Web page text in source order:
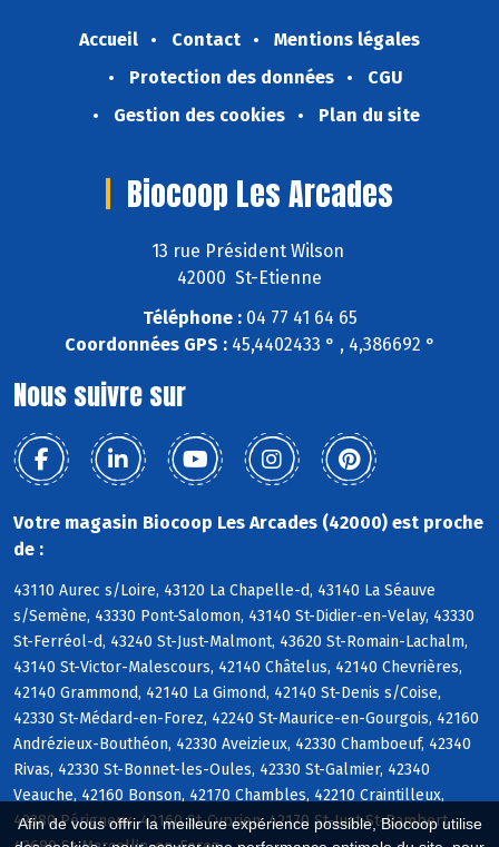
Afin de vous offrir la meilleure expérience possible, Biocoop utilise
Accueil Contact
Mentions légales
Protection des données
CGU
Gestion des cookies
Plan du site
Biocoop Les Arcades
13 rue Président Wilson
42000 St-Etienne
Téléphone :04 77 41 64 65
Coordonnées GPS :45,4402433 ° , 4,386692 °
Nous suivre sur
Votre magasin Biocoop Les Arcades (42000) est proche
de :
43110 Aurec s/Loire, 43120 La Chapelle-d, 43140 La Séauve
s/Semène, 43330 Pont-Salomon, 43140 St-Didier-en-Velay, 43330
St-Ferréol-d, 43240 St-Just-Malmont, 43620 St-Romain-Lachalm,
43140 St-Victor-Malescours, 42140 Châtelus, 42140 Chevrières,
42140 Grammond, 42140 La Gimond, 42140 St-Denis s/Coise,
42330 St-Médard-en-Forez, 42240 St-Maurice-en-Gourgois, 42160
Andrézieux-Bouthéon, 42330 Aveizieux, 42330 Chamboeuf, 42340
Rivas, 42330 St-Bonnet-les-Oules, 42330 St-Galmier, 42340
Veauche, 42160 Bonson, 42170 Chambles, 42210 Craintilleux,
42380 Périgneux, 42160 St-Cyprien, 42170 St-Just-St-Rambert,